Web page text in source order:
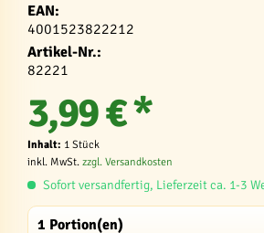
EAN:
4001523822212
Artikel-Nr.:
82221
3,99 € *
Inhalt: 1 Stück
inkl. MwSt. zzgl. Versandkosten
Sofort versandfertig, Lieferzeit ca. 1-3